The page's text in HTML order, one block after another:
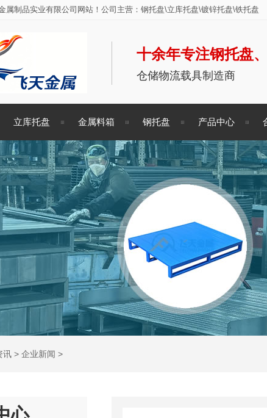
属制品实业有限公司网站！公司主营：钢托盘\立库托盘\镀锌托盘\铁托盘
十余年专注钢托盘
仓储物流载具制造商
立库托盘 金属料箱 钢托盘 产品中心
讯 > 企业新闻 >